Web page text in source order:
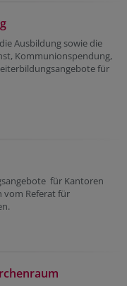
Ausbildung sowie die
Kommunionspendung,
für
für Kantoren
vom Referat für